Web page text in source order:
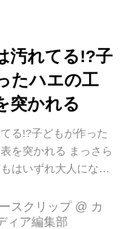
汚れてる!?子
たハエの工
突かれる
る!?子どもが作った
を突かれる まっさら
はいずれ大人にな
のことをつくづくと
い。 海外版掲示板
スクリップ @ カ
ィア編集部